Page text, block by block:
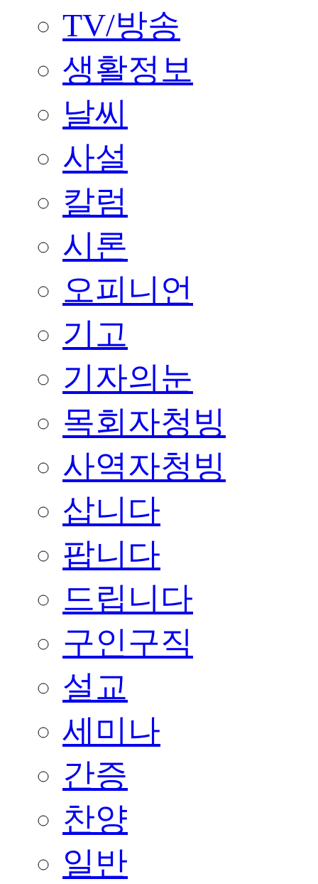
TV/방송
생활정보
날씨
사설
칼럼
시론
오피니언
기고
기자의눈
목회자청빙
사역자청빙
삽니다
팝니다
드립니다
구인구직
설교
세미나
간증
찬양
일반